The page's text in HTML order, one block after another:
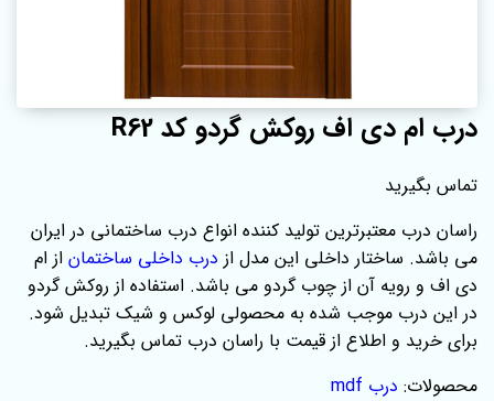
درب ام دی اف روکش گردو کد R62
تماس بگیرید
راسان درب معتبرترین تولید کننده انواع درب ساختمانی در ایران
می باشد. ساختار داخلی این مدل از درب داخلی ساختمان از ام
دی اف و رویه آن از چوب گردو می باشد. استفاده از روکش گردو
در این درب موجب شده به محصولی لوکس و شیک تبدیل شود.
برای خرید و اطلاع از قیمت با راسان درب تماس بگیرید.
محصولات: درب mdf